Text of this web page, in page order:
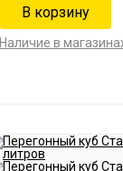
Наличие в